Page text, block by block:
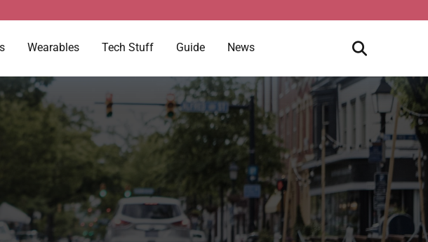
Wearables Tech Stuff Guide News